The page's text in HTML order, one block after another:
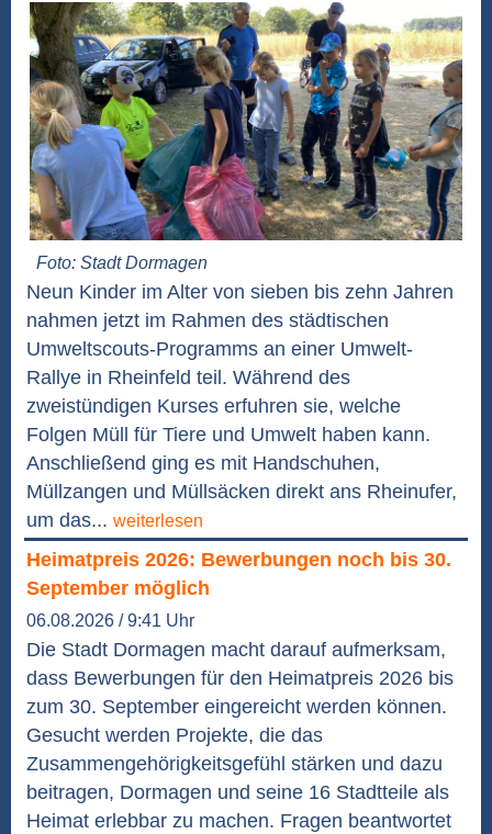
Foto: Stadt Dormagen
Neun Kinder im Alter von sieben bis zehn Jahren
nahmen jetzt im Rahmen des städtischen
Umweltscouts-Programms an einer Umwelt-
Rallye in Rheinfeld teil. Während des
zweistündigen Kurses erfuhren sie, welche
Folgen Müll für Tiere und Umwelt haben kann.
Anschließend ging es mit Handschuhen,
Müllzangen und Müllsäcken direkt ans Rheinufer,
um das... weiterlesen
Heimatpreis 2026: Bewerbungen noch bis 30.
September möglich
06.08.2026 / 9:41 Uhr
Die Stadt Dormagen macht darauf aufmerksam,
dass Bewerbungen für den Heimatpreis 2026 bis
zum 30. September eingereicht werden können.
Gesucht werden Projekte, die das
Zusammengehörigkeitsgefühl stärken und dazu
beitragen, Dormagen und seine 16 Stadtteile als
Heimat erlebbar zu machen. Fragen beantwortet